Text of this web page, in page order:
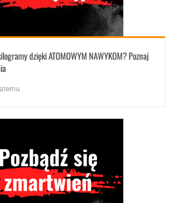
dzięki ATOMOWYM NAWYKOM? Poznaj